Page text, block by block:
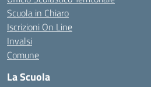
Scuola in Chiaro
Iscrizioni On Line
Invalsi
Comune
La Scuola